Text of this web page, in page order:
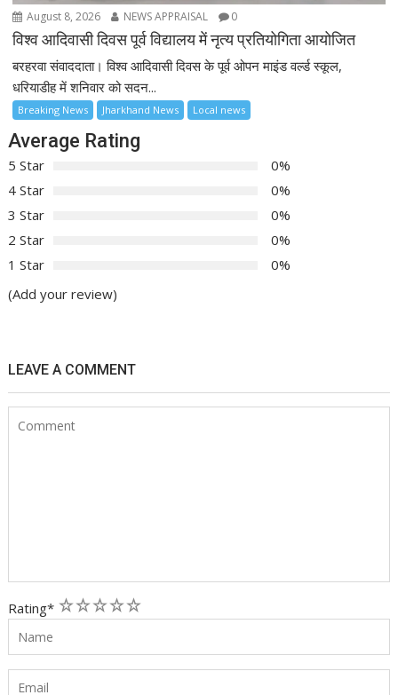
August 8, 2026 NEWS APPRAISAL 0
विश्व आदिवासी दिवस पूर्व विद्यालय में नृत्य प्रतियोगिता आयोजित
बरहरवा संवाददाता। विश्व आदिवासी दिवस के पूर्व ओपन माइंड वर्ल्ड स्कूल,
धरियाडीह में शनिवार को सदन...
Breaking News Jharkhand News Local news
Average Rating
5 Star
0%
4 Star
0%
3 Star
0%
2 Star
0%
1 Star
0%
(Add your review)
LEAVE A COMMENT
Rating* 5
4
3
2
1